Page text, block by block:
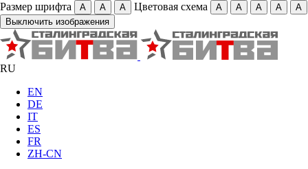
Размер шрифта А А А Цветовая схема А А А А
А
Выключить изображения
RU
EN
DE
IT
ES
FR
ZH-CN